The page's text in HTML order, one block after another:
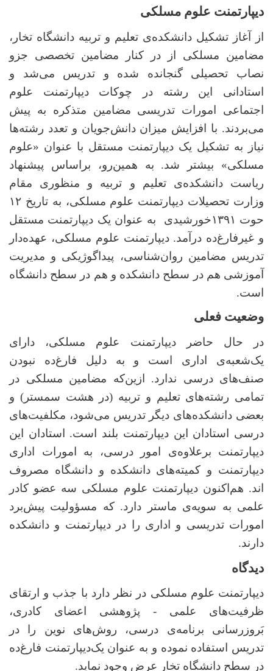
دیپارتمنت علوم مسلکی
از آغاز تشکیل دانشکده‌ی تعلیم و تربیه دانشگاه تخار،
مضامین مسلکی از در کنار مضامین تخصصی جزو
نصاب تحصیلی گنجانده شده و تدریس می‌شد و
استادانی این رشته در چوکات دیپارتمنت علوم
اجتماعی امورات تدریسی مضامین متذکره به پیش
می‌بردند. با افزایش میزان دانش‌جویان و تعدد رشته‌ها
نیاز به تشکیل یک دیپارتمنت مستقل با عنوان «علوم
مسلکی» بیشتر شد. به همین‌رو، براساس پیشنهاد
ریاست دانشکده‌ی تعلیم و تربیه و منظوری مقام
وزارت تحصیلات دیپارتمنت علوم مسلکی، به تاریخ ۱۲
حوت ۱۳۹۱خورشیدی به عنوان یک دیپارتمنت مستقل
و غیرفارغ‌ده درآمد. دیپارتمنت علوم مسلکی، عهده‌دار
تدریس مضامین روان‌شناسی، پیداگوژیکی و مدیریت
آموزشی هم در سطح دانشکده و هم در سطح دانشگاه
است.
وضعیت فعلی
در حال حاضر دیپارتمنت علوم مسلکی، دارای
یک‌شعبه‌ی اداری است و به دلیل فارغ‌ده نبودن
صنف‌های درسی ندارد. ازین‌که مضامین مسلکی در
تمامی رشته‌های تعلیم و تربیه (در هشت سمستر) و
بعضی دانشکده‌های دیگر تدریس می‌شود، مکلفیت‌های
درسی استادان این دیپارتمنت بلند است. استادان این
دیپارتمنت برعلاوه‌ی امور درسی، به امورات اداری
دیپارتمنت و کمیته‌های دانشکده و دانشگاه مصروف
اند. هم‌اکنون دیپارتمنت علوم مسلکی سه عضو کادر
علمی به سویه‌ی ماستر دارد. که مسؤولیت پیش‌برد
امورات تدریسی و اداری را در دیپارتمنت و دانشکده
دارند.
دیدگاه
دیپارتمنت علوم مسلکی در نظر دارد با جذب و ارتقای
ظرفیت‌های علمی - پژوهشی اعضای کادری،
بَروزرسانی برنامه‌ی درسی، روش‌های نوین را در
تدریس استفاده نموده و به عنوان یک‌دیپارتمنت فارغ‌ده
در سطح دانشگاه تخار عرض وجود نماید.